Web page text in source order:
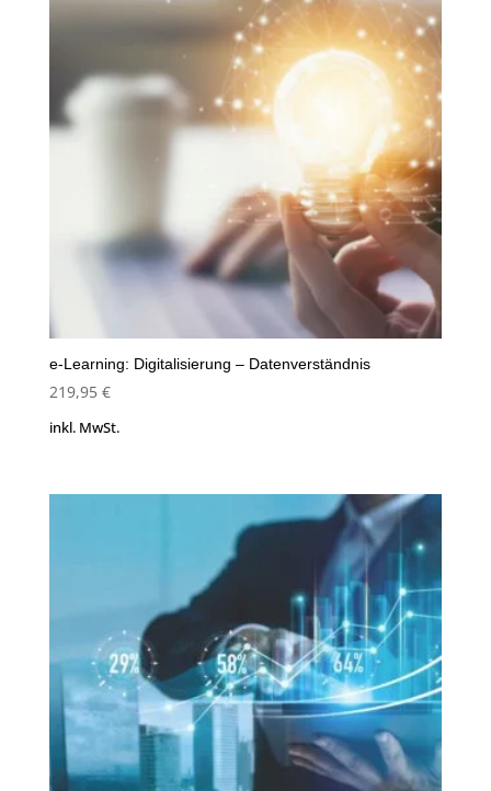
e-Learning: Digitalisierung – Datenverständnis
219,95 €
inkl. MwSt.